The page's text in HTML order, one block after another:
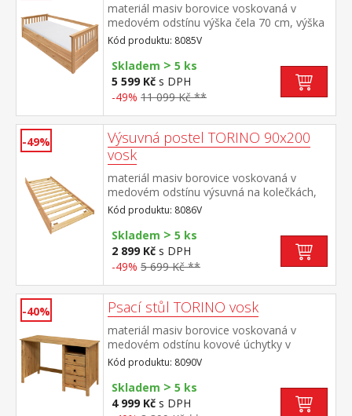
materiál masiv borovice voskovaná v
medovém odstínu výška čela 70 cm, výška
sedu 42 cm, cena bez roštu a
matrace minimální doporučená výška
matrace 15 cm doporučený rozměr
matrace 90 × 200 cm a rošt R1 k pohovce
možno dokoupit výsuvnou přistýlku
Kód produktu: 8085V
Skladem > 5 ks
5 599 Kč s DPH
-49% 11 099 Kč **
-49%
Výsuvná postel TORINO 90x200
vosk
materiál masiv borovice voskovaná v
medovém odstínu výsuvná na kolečkách,
cena bez matrace maximální doporučená
výška matrace 14 cm doporučený rozměr
matrace 90 × 200 cm vhodná jako výsuvná
přistýlka k pohovce TORINO 8085V
Kód produktu: 8086V
Skladem > 5 ks
2 899 Kč s DPH
-49% 5 699 Kč **
-40% Psací stůl TORINO vosk
materiál masiv borovice voskovaná v
medovém odstínu kovové úchytky v
barevném provedení černěná mosaz 3
zásuvky s kovovými pojezdy, 1 police
Kód produktu: 8090V
Skladem > 5 ks
4 999 Kč s DPH